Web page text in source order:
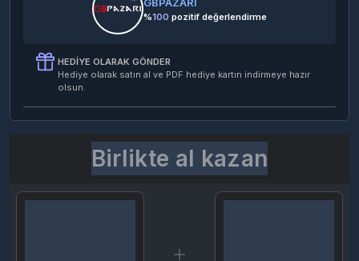
%100 pozitif değerlendirme
HEDIYE OLARAK GÖNDER
Hediye olarak satın al ve PDF hediye kartın indirmeye hazır
olsun.
Birlikte al kazan